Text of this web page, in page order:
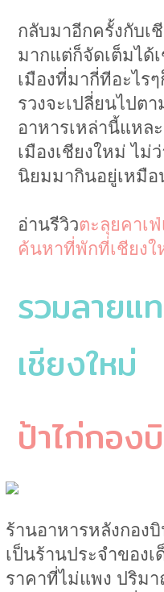
กลับมาอีกครั้งกับเ
มากแต่ก็จัดเต็มได้
เมืองที่มากี่ทีอะไร
รวงจะเปลี่ยนไปต
อาหารเหล่านี้แหล
เมืองเชียงใหม่ ไ
นิยมมากินอยู่เหมือ
อ่านรีวิวตะลุยคาเ
ค้นหาที่พักที่เชียงใ
รวมลายแ
เชียงใหม่
ป้าไก่กอง
ร้านอาหารหลังกอง
เป็นร้านประจำของ
ราคาที่ไม่แพง ปริม